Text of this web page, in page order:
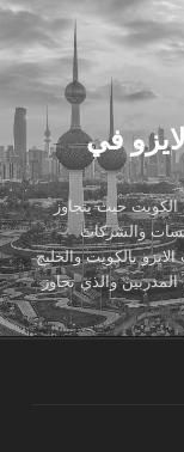
في
حيث يتجاوز
والشركات
بالكويت والخليج
والذي تجاوز